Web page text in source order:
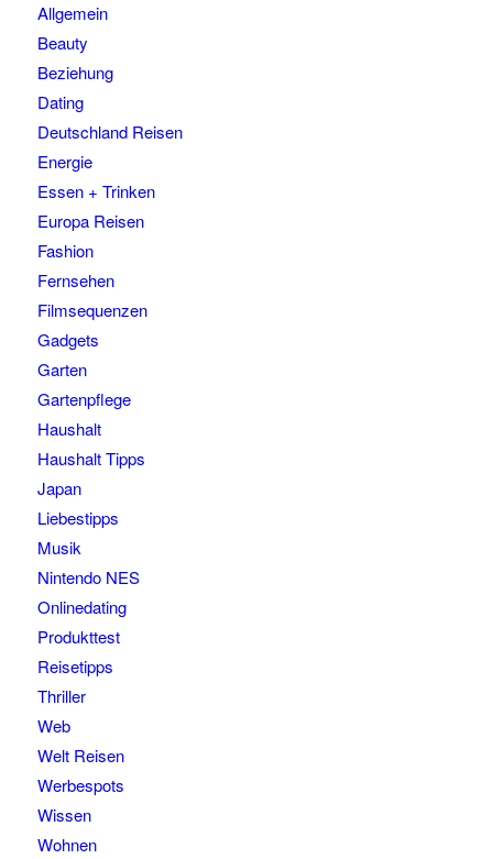
Allgemein
Beauty
Beziehung
Dating
Deutschland Reisen
Energie
Essen + Trinken
Europa Reisen
Fashion
Fernsehen
Filmsequenzen
Gadgets
Garten
Gartenpflege
Haushalt
Haushalt Tipps
Japan
Liebestipps
Musik
Nintendo NES
Onlinedating
Produkttest
Reisetipps
Thriller
Web
Welt Reisen
Werbespots
Wissen
Wohnen